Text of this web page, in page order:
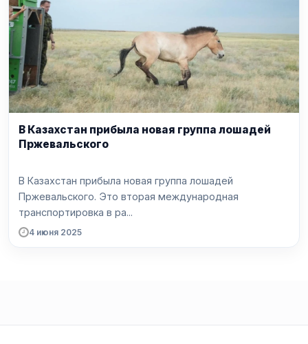
В Казахстан прибыла новая группа лошадей
Пржевальского
В Казахстан прибыла новая группа лошадей
Пржевальского. Это вторая международная
транспортировка в ра...
4 июня 2025